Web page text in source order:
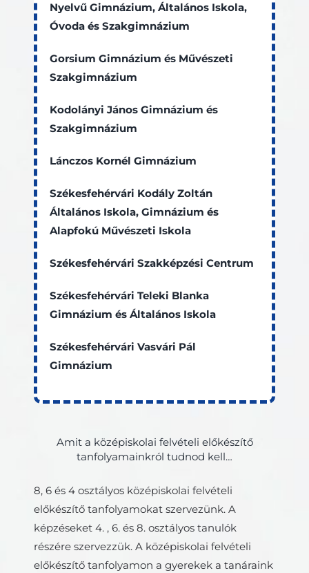
Nyelvű Gimnázium, Általános Iskola,
Óvoda és Szakgimnázium
Gorsium Gimnázium és Művészeti
Szakgimnázium
Kodolányi János Gimnázium és
Szakgimnázium
Lánczos Kornél Gimnázium
Székesfehérvári Kodály Zoltán
Általános Iskola, Gimnázium és
Alapfokú Művészeti Iskola
Székesfehérvári Szakképzési Centrum
Székesfehérvári Teleki Blanka
Gimnázium és Általános Iskola
Székesfehérvári Vasvári Pál
Gimnázium
Amit a középiskolai felvételi előkészítő
tanfolyamainkról tudnod kell…
8, 6 és 4 osztályos középiskolai felvételi
előkészítő tanfolyamokat szervezünk. A
képzéseket 4. , 6. és 8. osztályos tanulók
részére szervezzük. A középiskolai felvételi
előkészítő tanfolyamon a gyerekek a tanáraink